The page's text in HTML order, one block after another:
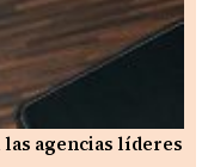
agencias líderes